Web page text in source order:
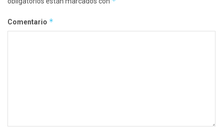
Comentario *